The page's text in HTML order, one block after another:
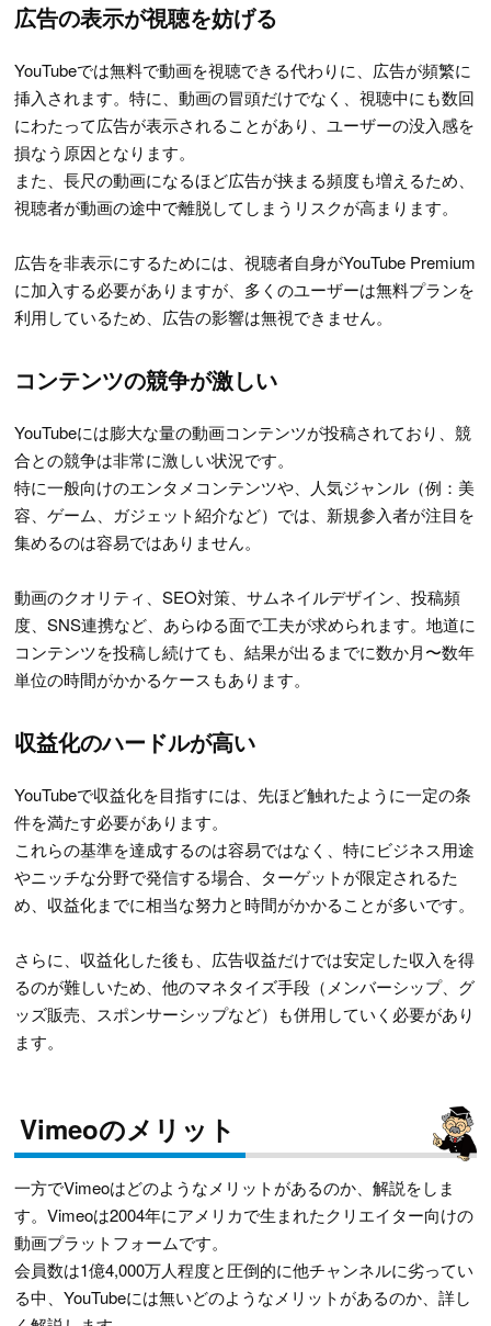
広告の表示が視聴を妨げる
YouTubeでは無料で動画を視聴できる代わりに、広告が頻繁に
挿入されます。特に、動画の冒頭だけでなく、視聴中にも数回
にわたって広告が表示されることがあり、ユーザーの没入感を
損なう原因となります。
また、長尺の動画になるほど広告が挟まる頻度も増えるため、
視聴者が動画の途中で離脱してしまうリスクが高まります。
広告を非表示にするためには、視聴者自身がYouTube Premium
に加入する必要がありますが、多くのユーザーは無料プランを
利用しているため、広告の影響は無視できません。
コンテンツの競争が激しい
YouTubeには膨大な量の動画コンテンツが投稿されており、競
合との競争は非常に激しい状況です。
特に一般向けのエンタメコンテンツや、人気ジャンル（例：美
容、ゲーム、ガジェット紹介など）では、新規参入者が注目を
集めるのは容易ではありません。
動画のクオリティ、SEO対策、サムネイルデザイン、投稿頻
度、SNS連携など、あらゆる面で工夫が求められます。地道に
コンテンツを投稿し続けても、結果が出るまでに数か月〜数年
単位の時間がかかるケースもあります。
収益化のハードルが高い
YouTubeで収益化を目指すには、先ほど触れたように一定の条
件を満たす必要があります。
これらの基準を達成するのは容易ではなく、特にビジネス用途
やニッチな分野で発信する場合、ターゲットが限定されるた
め、収益化までに相当な努力と時間がかかることが多いです。
さらに、収益化した後も、広告収益だけでは安定した収入を得
るのが難しいため、他のマネタイズ手段（メンバーシップ、グ
ッズ販売、スポンサーシップなど）も併用していく必要があり
ます。
Vimeoのメリット
一方でVimeoはどのようなメリットがあるのか、解説をしま
す。Vimeoは2004年にアメリカで生まれたクリエイター向けの
動画プラットフォームです。
会員数は1億4,000万人程度と圧倒的に他チャンネルに劣ってい
る中、YouTubeには無いどのようなメリットがあるのか、詳し